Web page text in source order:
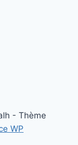
- Thème
WP